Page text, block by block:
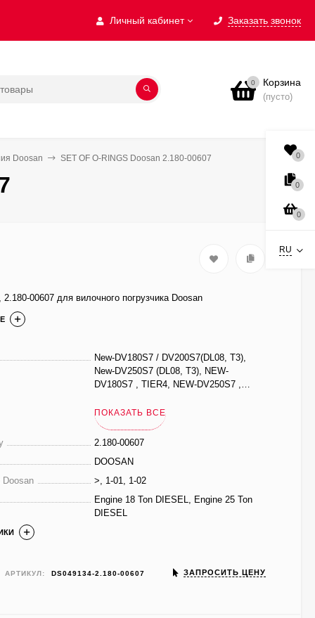
Личный кабинет Заказать звонок
0 Корзина
(пусто)
Doosan SET OF O-RINGS Doosan 2.180-00607
00607 для вилочного погрузчика Doosan
New-DV180S7 / DV200S7(DL08, T3),
New-DV250S7 (DL08, T3), NEW-
DV180S7 , TIER4, NEW-DV250S7 ,
ПОКАЗАТЬ ВСЕ
2.180-00607
DOOSAN
Doosan
>, 1-01, 1-02
Engine 18 Ton DIESEL, Engine 25 Ton
DIESEL
АРТИКУЛ: DS049134-2.180-00607 ЗАПРОСИТЬ ЦЕНУ
0
0
0
RU